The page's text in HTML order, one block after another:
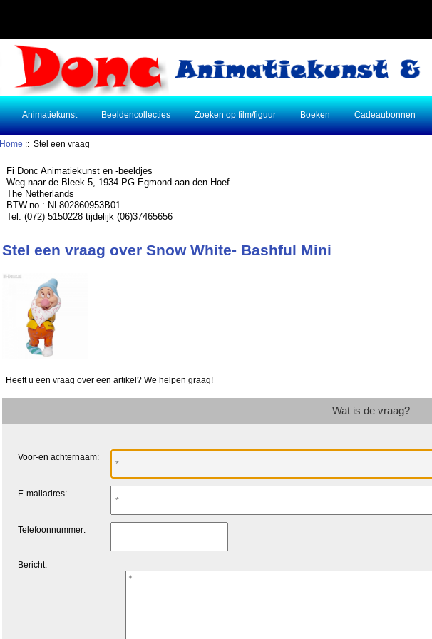
Animatiekunst Beeldencollecties Zoeken op film/figuur Boeken Cadeaubonnen
Home :: Stel een vraag
Fi Donc Animatiekunst en -beeldjes
Weg naar de Bleek 5, 1934 PG Egmond aan den Hoef
The Netherlands
BTW.no.: NL802860953B01
Tel: (072) 5150228 tijdelijk (06)37465656
Stel een vraag over Snow White- Bashful Mini
Heeft u een vraag over een artikel? We helpen graag!
Wat is de vraag?
Voor-en achternaam:
E-mailadres:
Telefoonnummer:
Bericht: